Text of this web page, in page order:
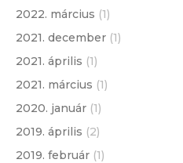
2022. március (1)
2021. december (1)
2021. április (1)
2021. március (1)
2020. január (1)
2019. április (2)
2019. február (1)